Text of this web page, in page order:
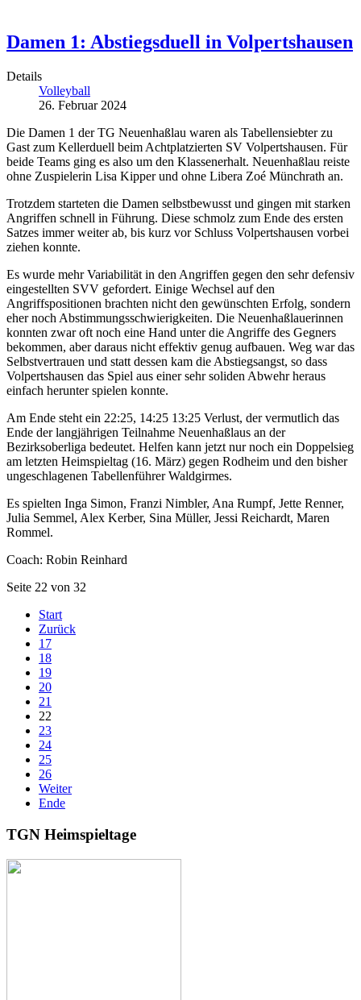
Damen 1: Abstiegsduell in Volpertshausen
Details
Volleyball
26. Februar 2024
Die Damen 1 der TG Neuenhaßlau waren als Tabellensiebter zu
Gast zum Kellerduell beim Achtplatzierten SV Volpertshausen. Für
beide Teams ging es also um den Klassenerhalt. Neuenhaßlau reiste
ohne Zuspielerin Lisa Kipper und ohne Libera Zoé Münchrath an.
Trotzdem starteten die Damen selbstbewusst und gingen mit starken
Angriffen schnell in Führung. Diese schmolz zum Ende des ersten
Satzes immer weiter ab, bis kurz vor Schluss Volpertshausen vorbei
ziehen konnte.
Es wurde mehr Variabilität in den Angriffen gegen den sehr defensiv
eingestellten SVV gefordert. Einige Wechsel auf den
Angriffspositionen brachten nicht den gewünschten Erfolg, sondern
eher noch Abstimmungsschwierigkeiten. Die Neuenhaßlauerinnen
konnten zwar oft noch eine Hand unter die Angriffe des Gegners
bekommen, aber daraus nicht effektiv genug aufbauen. Weg war das
Selbstvertrauen und statt dessen kam die Abstiegsangst, so dass
Volpertshausen das Spiel aus einer sehr soliden Abwehr heraus
einfach herunter spielen konnte.
Am Ende steht ein 22:25, 14:25 13:25 Verlust, der vermutlich das
Ende der langjährigen Teilnahme Neuenhaßlaus an der
Bezirksoberliga bedeutet. Helfen kann jetzt nur noch ein Doppelsieg
am letzten Heimspieltag (16. März) gegen Rodheim und den bisher
ungeschlagenen Tabellenführer Waldgirmes.
Es spielten Inga Simon, Franzi Nimbler, Ana Rumpf, Jette Renner,
Julia Semmel, Alex Kerber, Sina Müller, Jessi Reichardt, Maren
Rommel.
Coach: Robin Reinhard
Seite 22 von 32
Start
Zurück
17
18
19
20
21
22
23
24
25
26
Weiter
Ende
TGN Heimspieltage